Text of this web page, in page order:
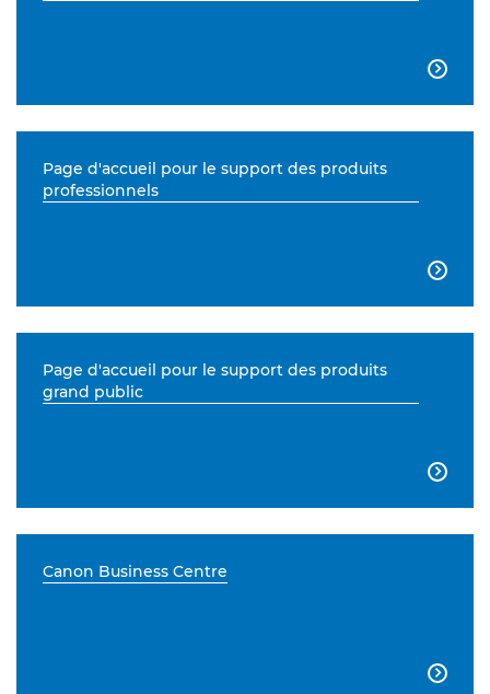

Page d'accueil pour le support des produits
professionnels

Page d'accueil pour le support des produits
grand public

Canon Business Centre
